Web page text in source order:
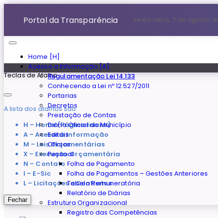
Home [H]
Acesso a Informação [A]
Regulamentação Lei 14.133
Conhecendo a Lei nº 12.527/2011
Portarias
Decretos
Prestação de Contas
Diário Oficial do Município
Editais
Ofícios
Pessoal
Folha de Pagamento
Folha de Pagamentos – Gestões Anteriores
Tabela Remuneratória
Relatório de Diárias
Estrutura Organizacional
Registro das Competências
Portal da Transparência sexta-feira, 7 de agosto
Teclas de Atalho
A lista dos atalhos são:
H – Home (Página Inicial)
A – Acesse à Informação
M – Leis Orçamentárias
X – Execução Orçamentária
N – Contato
I – E-Sic
L – Licitações e Contratos
Fechar